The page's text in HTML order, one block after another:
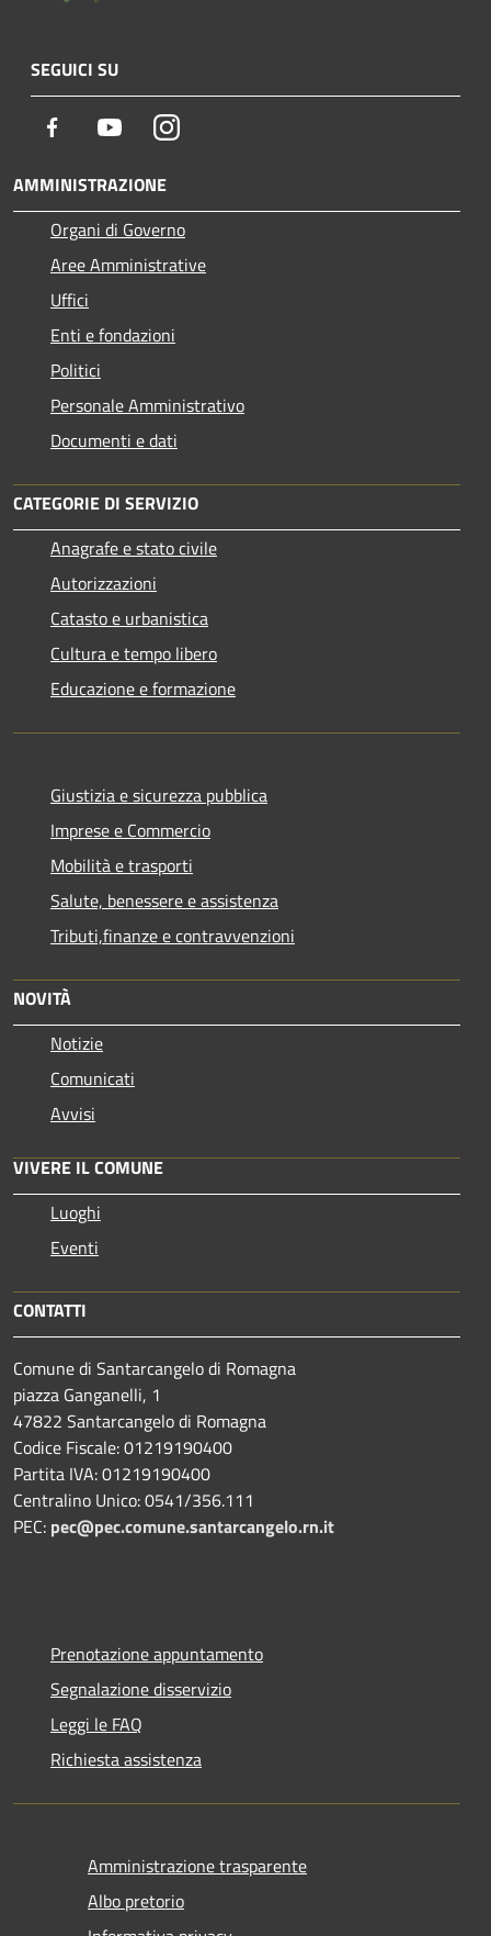
SEGUICI SU
Facebook YoutubeInstagram
AMMINISTRAZIONE
Organi di Governo
Aree Amministrative
Uffici
Enti e fondazioni
Politici
Personale Amministrativo
Documenti e dati
CATEGORIE DI SERVIZIO
Anagrafe e stato civile
Autorizzazioni
Catasto e urbanistica
Cultura e tempo libero
Educazione e formazione
Giustizia e sicurezza pubblica
Imprese e Commercio
Mobilità e trasporti
Salute, benessere e assistenza
Tributi,finanze e contravvenzioni
NOVITÀ
Notizie
Comunicati
Avvisi
VIVERE IL COMUNE
Luoghi
Eventi
CONTATTI
Comune di Santarcangelo di Romagna
piazza Ganganelli, 1
47822 Santarcangelo di Romagna
Codice Fiscale: 01219190400
Partita IVA: 01219190400
Centralino Unico: 0541/356.111
PEC: pec@pec.comune.santarcangelo.rn.it
Prenotazione appuntamento
Segnalazione disservizio
Leggi le FAQ
Richiesta assistenza
Amministrazione trasparente
Albo pretorio